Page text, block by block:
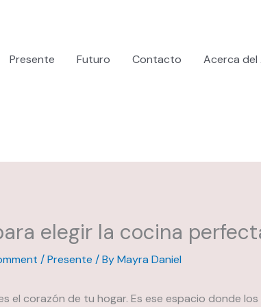
Presente Futuro Contacto Acerca del
elegir la cocina
/Presente / ByMayra Daniel
el corazón de tu hogar. Es ese espacio donde